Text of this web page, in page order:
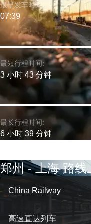
最短行程时间:
3 小时 43 分钟
最早发车时间:
07:39
最长行程时间:
6 小时 39 分钟
郑州 - 上海 路线
China Railway
高速直达列车